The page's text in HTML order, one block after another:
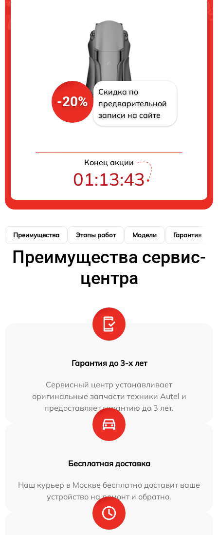
-20%
Скидка по
предварительной
записи на сайте
Конец акции
01:13:42
Преимущества Этапы работ Модели Гарантия
Преимущества сервис-
центра
Гарантия до 3-х лет
Сервисный центр устанавливает
оригинальные запчасти техники Autel и
предоставляет гарантию до 3 лет.
Бесплатная доставка
Наш курьер в Москве бесплатно доставит ваше
устройство на ремонт и обратно.